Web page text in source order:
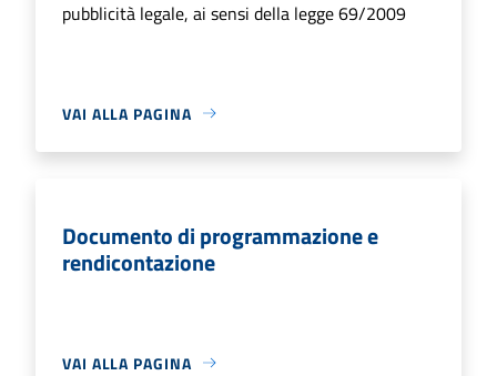
pubblicità legale, ai sensi della legge 69/2009
VAI ALLA PAGINA
Documento di programmazione e
rendicontazione
VAI ALLA PAGINA